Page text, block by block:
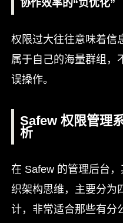
协作效率的“负优化”
权限过大往往意味着信
属于自己的海量群组，
误操作。
Safew 权限管理
析
在 Safew 的管理后台
织架构思维，主要分为
计，非常适合那些有分